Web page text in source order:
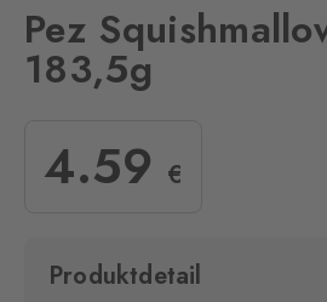
Pez
183,5g
4.59 €
Produktdetail